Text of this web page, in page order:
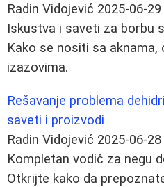
Radin Vidojević 2025-06-29
Iskustva i saveti za borbu
Kako se nositi sa
izazovima.
Rešavanje problema
saveti i proizvodi
Radin Vidojević 2025-06-28
Kompletan vodič za negu
Otkrijte kako da